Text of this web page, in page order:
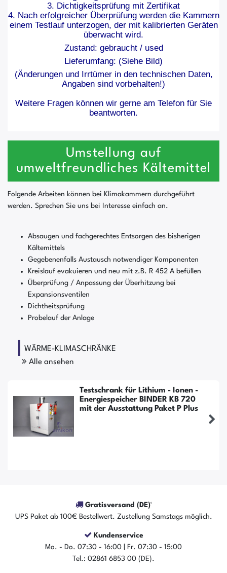
3. Dichtigkeitsprüfung mit Zertifikat
4. Nach erfolgreicher Überprüfung werden die Kammern
einem Testlauf unterzogen, der mit kalibrierten Geräten
überwacht wird.
Zustand: gebraucht / used
Lieferumfang: (Siehe Bild)
(Änderungen und Irrtümer in den technischen Daten,
Angaben sind vorbehalten!)
Weitere Fragen können wir gerne am Telefon für Sie
beantworten.
Umstellung auf
umweltfreundliches Kältemittel
Folgende Arbeiten können bei Klimakammern durchgeführt
werden. Sprechen Sie uns bei Interesse einfach an.
Absaugen und fachgerechtes Entsorgen des bisherigen
Kältemittels
Gegebenenfalls Austausch notwendiger Komponenten
Kreislauf evakuieren und neu mit z.B. R 452 A befüllen
Überprüfung / Anpassung der Überhitzung bei
Expansionsventilen
Dichtheitsprüfung
Probelauf der Anlage
WÄRME-KLIMASCHRÄNKE
Alle ansehen
Testschrank für Lithium - Ionen -
Energiespeicher BINDER KB 720
mit der Ausstattung Paket P Plus
Gratisversand (DE)¹
UPS Paket ab 100€ Bestellwert. Zustellung Samstags möglich.
Kundenservice
Mo. - Do. 07:30 - 16:00 | Fr. 07:30 - 15:00
Tel.: 02861 6853 00 (DE).